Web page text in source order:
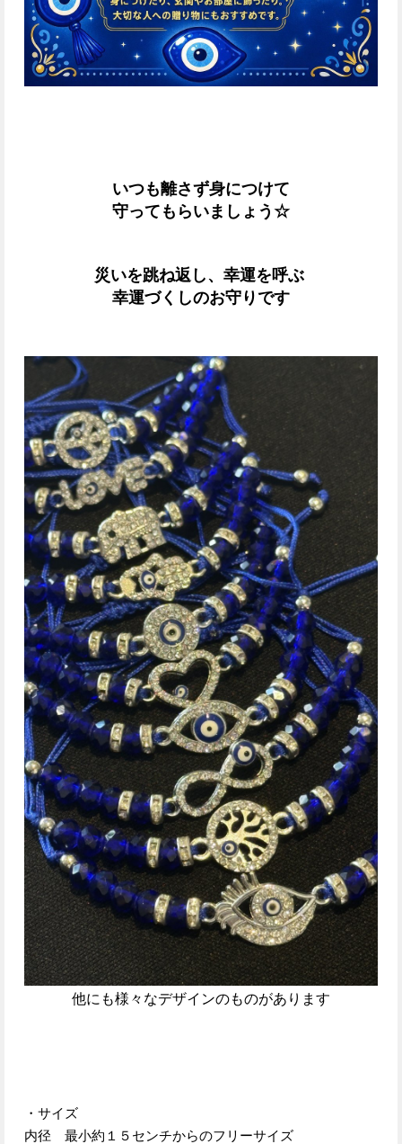
いつも離さず身につけて
守ってもらいましょう☆
災いを跳ね返し、幸運を呼ぶ
幸運づくしのお守りです
他にも様々なデザインのものがあります
・サイズ
内径 最小約１５センチからのフリーサイズ